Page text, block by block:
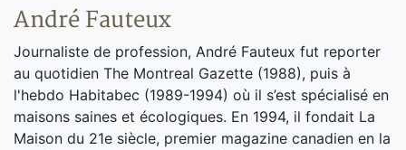
André Fauteux
Journaliste de profession, André Fauteux fut reporter
au quotidien The Montreal Gazette (1988), puis à
l'hebdo Habitabec (1989-1994) où il s’est spécialisé en
maisons saines et écologiques. En 1994, il fondait La
Maison du 21e siècle, premier magazine canadien en la